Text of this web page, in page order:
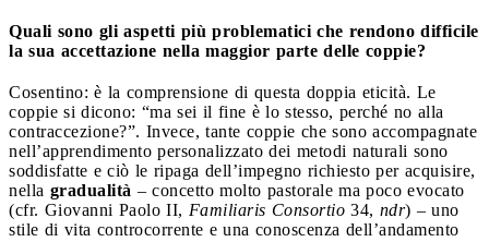
Quali sono gli aspetti più problematici che rendono difficile
la sua accettazione nella maggior parte delle coppie?
Cosentino: è la comprensione di questa doppia eticità. Le
coppie si dicono: “ma sei il fine è lo stesso, perché no alla
contraccezione?”. Invece, tante coppie che sono accompagnate
nell’apprendimento personalizzato dei metodi naturali sono
soddisfatte e ciò le ripaga dell’impegno richiesto per acquisire,
nella gradualità – concetto molto pastorale ma poco evocato
(cfr. Giovanni Paolo II, Familiaris Consortio 34, ndr) – uno
stile di vita controcorrente e una conoscenza dell’andamento